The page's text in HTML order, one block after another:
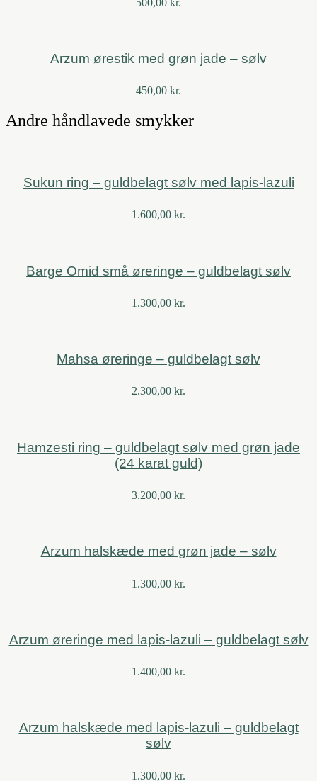
Arzum ørestik med grøn jade – sølv
450,00 kr.
Andre håndlavede smykker
Sukun ring – guldbelagt sølv med lapis-lazuli
1.600,00 kr.
Barge Omid små øreringe – guldbelagt sølv
1.300,00 kr.
Mahsa øreringe – guldbelagt sølv
2.300,00 kr.
Hamzesti ring – guldbelagt sølv med grøn jade
(24 karat guld)
3.200,00 kr.
Arzum halskæde med grøn jade – sølv
1.300,00 kr.
Arzum øreringe med lapis-lazuli – guldbelagt sølv
1.400,00 kr.
Arzum halskæde med lapis-lazuli – guldbelagt
sølv
1.300,00 kr.